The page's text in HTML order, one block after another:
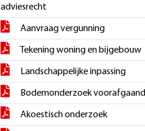
adviesrecht
Aanvraag vergunning
Tekening woning en bijgebouw
Landschappelijke inpassing
Bodemonderzoek voorafgaand
Akoestisch onderzoek